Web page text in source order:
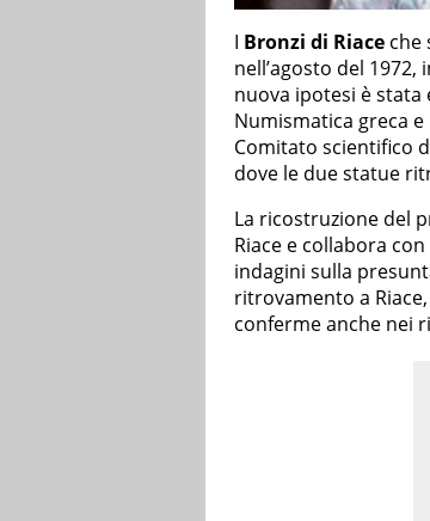
I Bronzi di Riace che
nell’agosto del 1972,
nuova ipotesi è stata
Numismatica greca
Comitato scientifico
dove le due statue
La ricostruzione del
Riace e collabora con
indagini sulla
ritrovamento a
conferme anche nei